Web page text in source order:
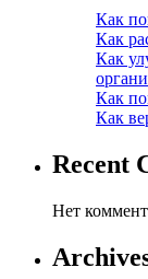
Как
Как
Как
Как
Как
Recent
Нет